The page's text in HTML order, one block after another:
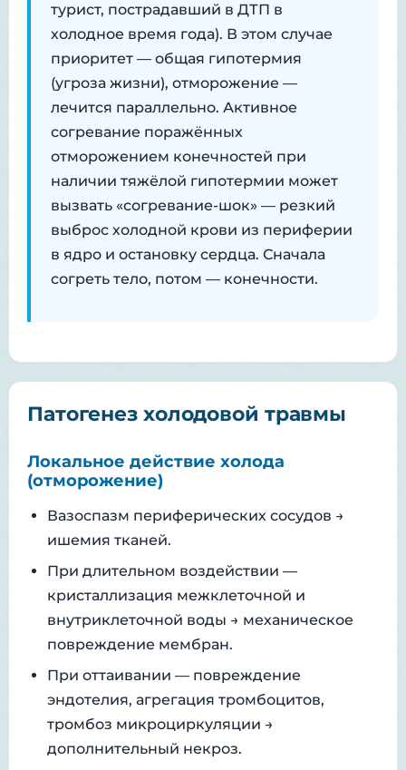
турист, пострадавший в ДТП в
холодное время года). В этом случае
приоритет — общая гипотермия
(угроза жизни), отморожение —
лечится параллельно. Активное
согревание поражённых
отморожением конечностей при
наличии тяжёлой гипотермии может
вызвать «согревание-шок» — резкий
выброс холодной крови из периферии
в ядро и остановку сердца. Сначала
согреть тело, потом — конечности.
Патогенез холодовой травмы
Локальное действие холода
(отморожение)
Вазоспазм периферических сосудов →
ишемия тканей.
При длительном воздействии —
кристаллизация межклеточной и
внутриклеточной воды → механическое
повреждение мембран.
При оттаивании — повреждение
эндотелия, агрегация тромбоцитов,
тромбоз микроциркуляции →
дополнительный некроз.